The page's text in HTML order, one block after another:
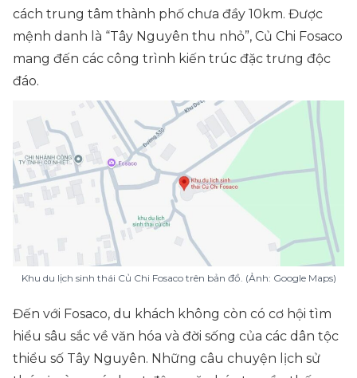
cách trung tâm thành phố chưa đầy 10km. Được
mệnh danh là “Tây Nguyên thu nhỏ”, Củ Chi Fosaco
mang đến các công trình kiến trúc đặc trưng độc
đáo.
Khu du lịch sinh thái Củ Chi Fosaco trên bản đồ. (Ảnh: Google Maps)
Đến với Fosaco, du khách không còn có cơ hội tìm
hiểu sâu sắc về văn hóa và đời sống của các dân tộc
thiểu số Tây Nguyên. Những câu chuyện lịch sử